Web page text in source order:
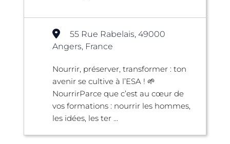
55 Rue Rabelais, 49000
Angers, France
Nourrir, préserver, transformer : ton
avenir se cultive à l’ESA ! 🌱
NourrirParce que c’est au cœur de
vos formations : nourrir les hommes,
les idées, les ter ...